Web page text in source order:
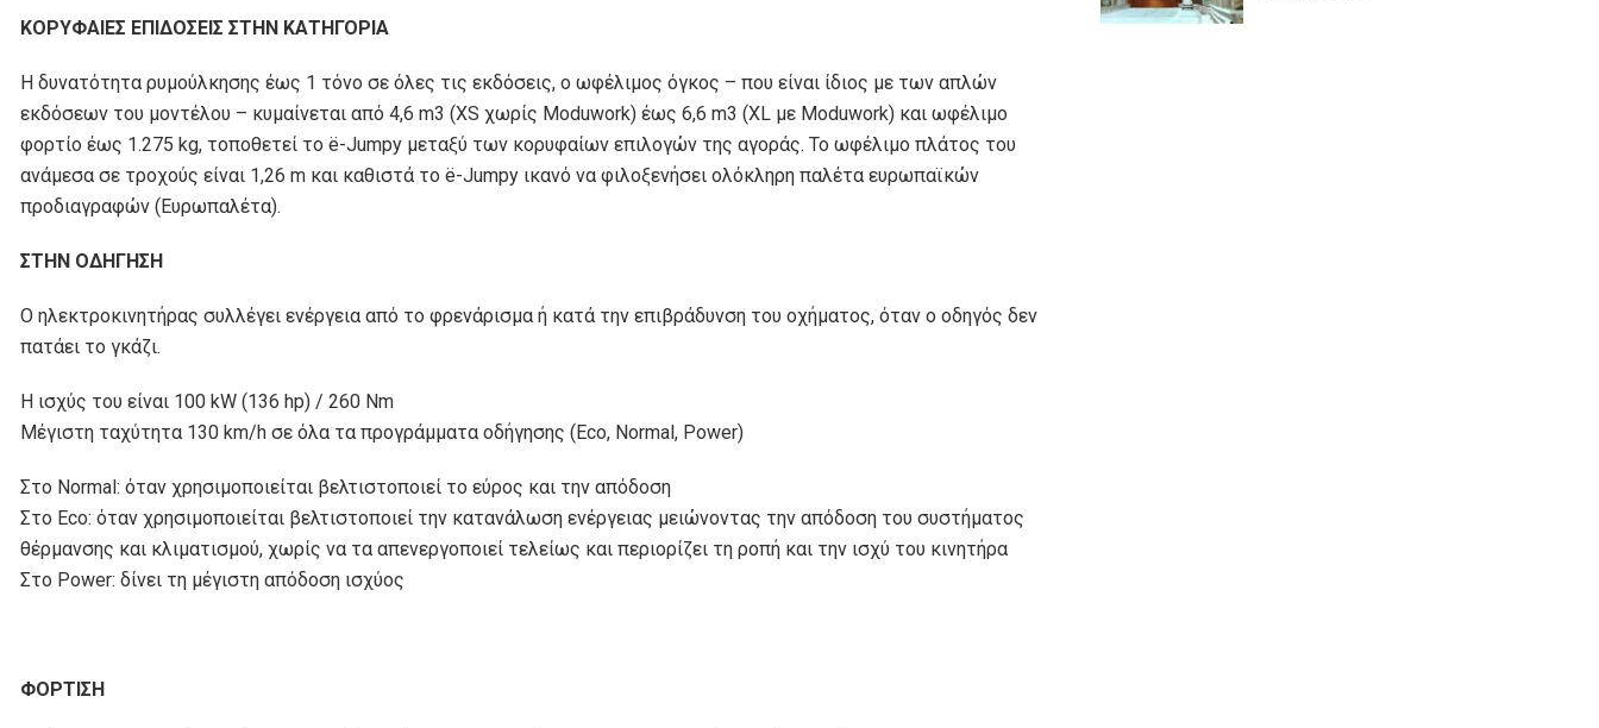
ΚΟΡΥΦΑΙΕΣ ΕΠΙΔΟΣΕΙΣ ΣΤΗΝ ΚΑΤΗΓΟΡΙΑ
Η δυνατότητα ρυμούλκησης έως 1 τόνο σε όλες τις εκδόσεις, ο ωφέλιμος όγκος – που είναι ίδιος με των απλών
εκδόσεων του μοντέλου – κυμαίνεται από 4,6 m3 (XS χωρίς Moduwork) έως 6,6 m3 (XL με Moduwork) και ωφέλιμο
φορτίο έως 1.275 kg, τοποθετεί το ë-Jumpy μεταξύ των κορυφαίων επιλογών της αγοράς. Το ωφέλιμο πλάτος του
ανάμεσα σε τροχούς είναι 1,26 m και καθιστά το ë-Jumpy ικανό να φιλοξενήσει ολόκληρη παλέτα ευρωπαϊκών
προδιαγραφών (Ευρωπαλέτα).
ΣΤΗΝ ΟΔΗΓΗΣΗ
Ο ηλεκτροκινητήρας συλλέγει ενέργεια από το φρενάρισμα ή κατά την επιβράδυνση του οχήματος, όταν ο οδηγός δεν
πατάει το γκάζι.
Η ισχύς του είναι 100 kW (136 hp) / 260 Nm
Μέγιστη ταχύτητα 130 km/h σε όλα τα προγράμματα οδήγησης (Eco, Normal, Power)
Στο Normal: όταν χρησιμοποιείται βελτιστοποιεί το εύρος και την απόδοση
Στο Eco: όταν χρησιμοποιείται βελτιστοποιεί την κατανάλωση ενέργειας μειώνοντας την απόδοση του συστήματος
θέρμανσης και κλιματισμού, χωρίς να τα απενεργοποιεί τελείως και περιορίζει τη ροπή και την ισχύ του κινητήρα
Στο Power: δίνει τη μέγιστη απόδοση ισχύος
ΦΟΡΤΙΣΗ